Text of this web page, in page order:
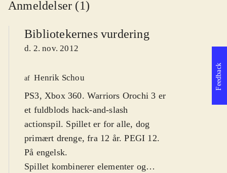
Anmeldelser (1)
Bibliotekernes vurdering
d. 2. nov. 2012
af Henrik Schou
PS3, Xbox 360. Warriors Orochi 3 er
et fuldblods hack-and-slash
actionspil. Spillet er for alle, dog
primært drenge, fra 12 år. PEGI 12.
På engelsk.
Spillet kombinerer elementer og
Feedback